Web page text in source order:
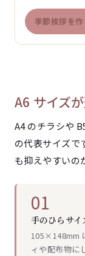
季節挨拶を
A6 サイズ
A4 のチラシや
の代表サイズで
も抑えやすいの
01
手のひらサイ
105×148mm
ィや配布物に